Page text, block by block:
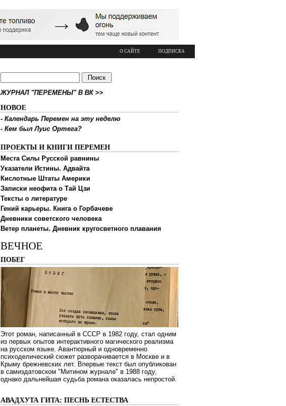
О САЙТЕ ПОДПИСКА
ЖУРНАЛ "ПЕРЕМЕНЫ" В ВК >>
НОВОЕ
- Календарь Перемен на эту неделю
- Кем был Луис Ортега?
ПРОЕКТЫ И КНИГИ ПЕРЕМЕН
Места Силы Русской равнины
Указатели Истины. Адвайта
Кислотные Штаты Америки
Записки неофита о Тай Цзи
Тексты о литературе
Гений карьеры. Книга о Горбачеве
Дневники советского человека
Ветер планеты. Дневник кругосветного плавания
ВЕЧНОЕ
ПОБЕГ
Этот роман, написанный в СССР в 1982 году, стал одним
из первых опытов интерактивного магического реализма
на русском языке. Авантюрный и одновременно
психоделический сюжет разворачивается в Москве и в
Крыму брежневских лет. Впервые текст был опубликован
в самиздатовском "Митином журнале" в 1988 году,
однако дальнейшая судьба романа оказалась непростой.
АВАДХУТА ГИТА: ПЕСНЬ ЕСТЕСТВА